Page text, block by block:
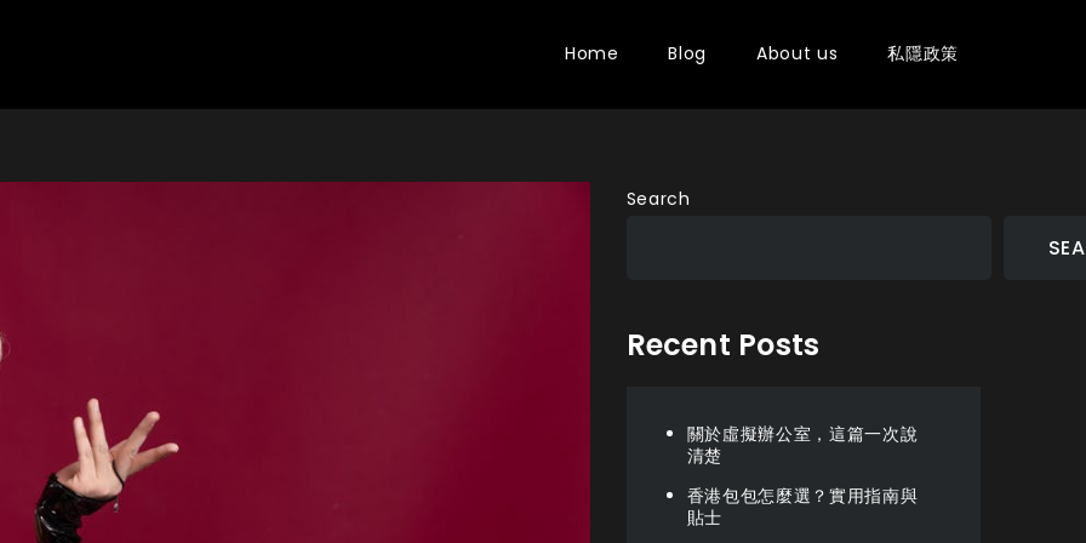
Home Blog About us 私隱政策
Search
Recent Posts
關於虛擬辦公室，這篇一次說
清楚
香港包包怎麼選？實用指南與
貼士